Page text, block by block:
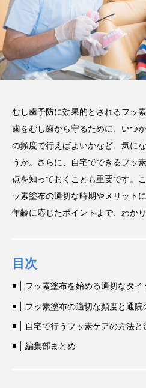
通の歯と同じで大丈夫？正し
い磨き方や注意点、長持ちさ
せるポイントを解説
2025.12.21
注目のトピック
コラム セラミック
むし歯予防に効果的とされるフッ
歯をむし歯から守るために、いつ
の頻度で行えばよいかなど、気に
うか。さらに、自宅でできるフッ
点を知っておくことも重要です。
ッ素塗布の適切な時期やメリット
年齢に応じたポイントまで、わか
目次
フッ素塗布を始める適切なタイ
フッ素塗布の適切な頻度と通院
自宅で行うフッ素ケアの方法と
編集部まとめ